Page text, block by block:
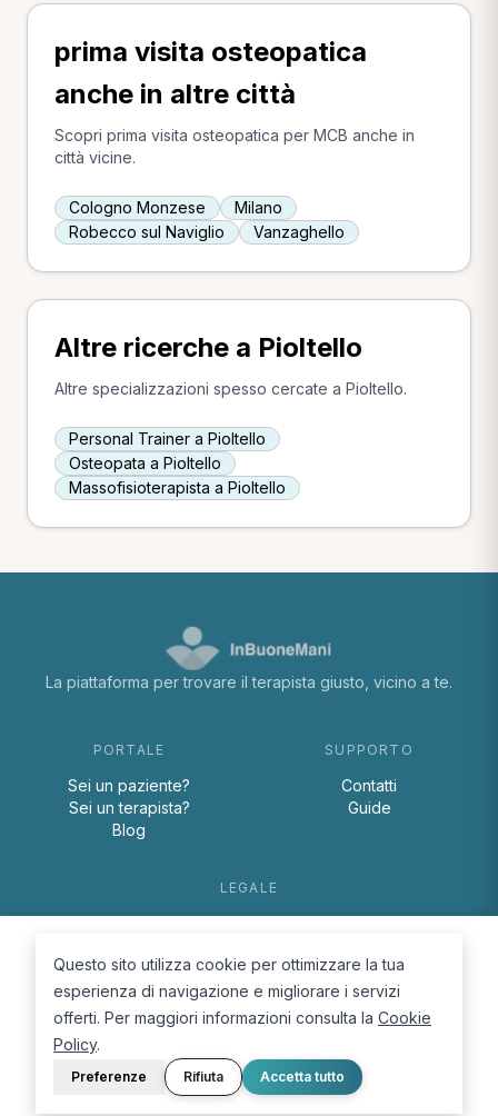
prima visita osteopatica
anche in altre città
Scopri prima visita osteopatica per MCB anche in
città vicine.
Cologno Monzese
Milano
Robecco sul Naviglio
Vanzaghello
Altre ricerche a Pioltello
Altre specializzazioni spesso cercate a Pioltello.
Personal Trainer a Pioltello
Osteopata a Pioltello
Massofisioterapista a Pioltello
La piattaforma per trovare il terapista giusto, vicino a te.
PORTALE
Sei un paziente?
Sei un terapista?
Blog
SUPPORTO
Contatti
Guide
LEGALE
Cookie Policy
© 2026 D.Lab S.r.l. — InBuoneMani
Questo sito utilizza cookie per ottimizzare la tua
esperienza di navigazione e migliorare i servizi
offerti. Per maggiori informazioni consulta la Cookie
Policy.
Preferenze Rifiuta Accetta tutto